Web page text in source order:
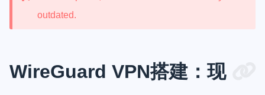
outdated.
WireGuard VPN搭建：现